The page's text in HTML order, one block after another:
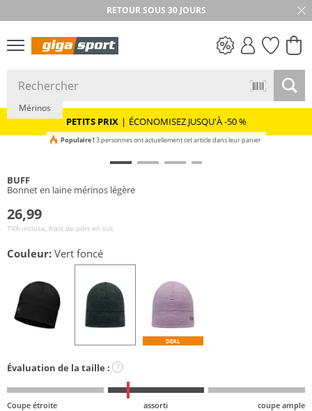
RETOUR SOUS 30 JOURS
PETITS PRIX
PETITS PRIX | ÉCONOMISEZ JUSQU'À -50 %
Durable
Mérinos
Populaire ! 3 personnes ont actuellement cet article dans leur panier
BUFF
Bonnet en laine mérinos légère
26,99
TVA incluse, frais de port en sus
Couleur: Vert foncé
DEAL
Évaluation de la taille : ?
Coupe étroite assorti coupe ample